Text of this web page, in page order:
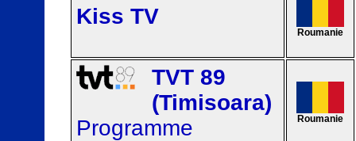
Kiss TV
Roumanie
TVT 89
(Timisoara)
Programme
Roumanie